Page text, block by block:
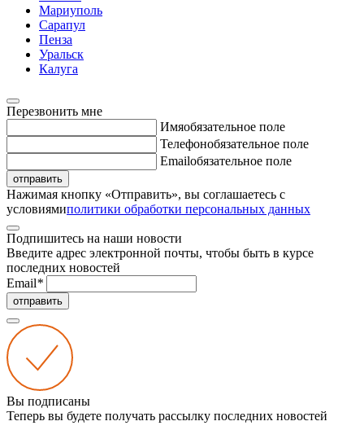
Мариуполь
Сарапул
Пенза
Уральск
Калуга
Перезвонить мне
Имяобязательное поле
Телефонобязательное поле
Emailобязательное поле
отправить
Нажимая кнопку «Отправить», вы соглашаетесь с
условиямиполитики обработки персональных данных
Подпишитесь на наши новости
Введите адрес электронной почты, чтобы быть в курсе
последних новостей
Email*
отправить
Вы подписаны
Теперь вы будете получать рассылку последних новостей